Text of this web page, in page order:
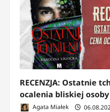
RECENZJA: Ostatnie
ocalenia bliskiej osoby
Agata Miałek